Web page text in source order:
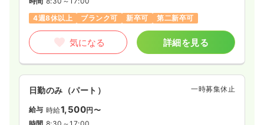
4週8休以上
ブランク可 新卒可 第二新卒可
気になる 詳細を見る
日勤のみ（パート） 一時募集休止
給与 時給1,500円〜